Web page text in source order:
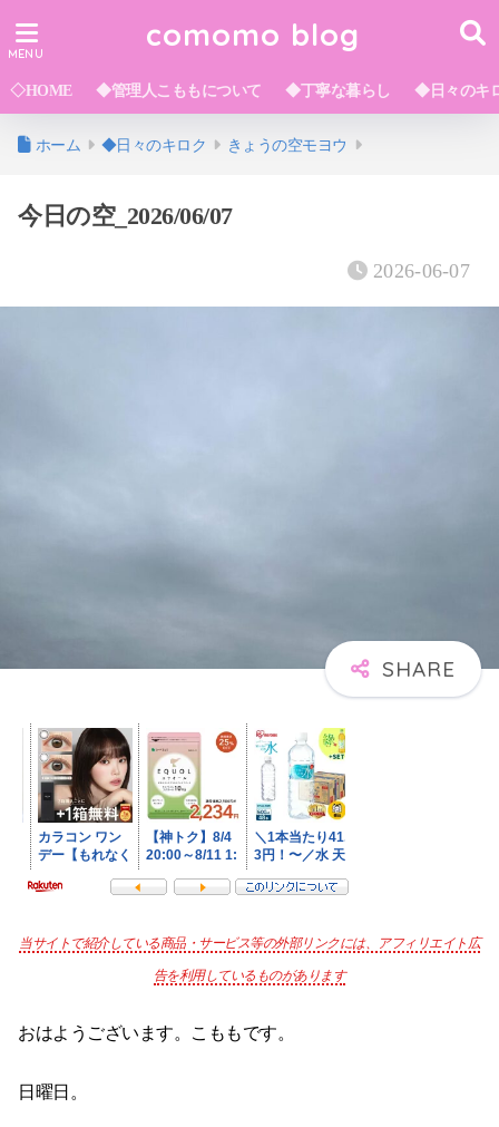
comomo blog
◇HOME ◆管理人こももについて ◆丁寧な暮らし ◆日々のキ
ホーム ◆日々のキロク きょうの空モヨウ
今日の空_2026/06/07
2026-06-07
当サイトで紹介している商品・サービス等の外部リンクには、アフィリエイト広
告を利用しているものがあります
おはようございます。こももです。
日曜日。